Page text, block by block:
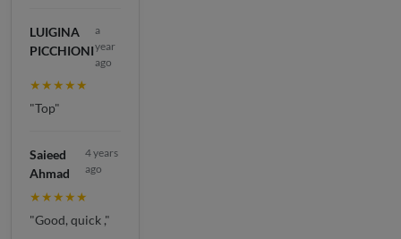
LUIGINA
PICCHIONI
a
year
ago
★★★★★
"Top"
Saieed
Ahmad
4 years
ago
★★★★★
"Good, quick ,"